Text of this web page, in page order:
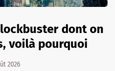
dont on
voilà pourquoi
2026